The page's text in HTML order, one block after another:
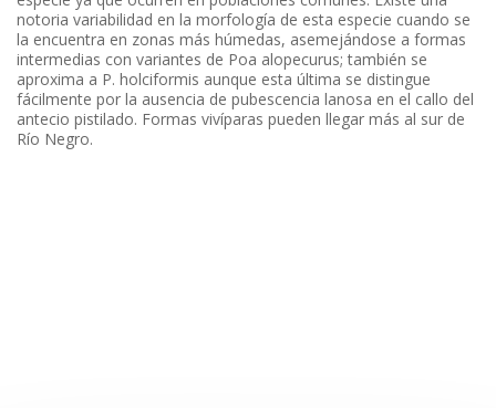
notoria variabilidad en la morfología de esta especie cuando se
la encuentra en zonas más húmedas, asemejándose a formas
intermedias con variantes de Poa alopecurus; también se
aproxima a P. holciformis aunque esta última se distingue
fácilmente por la ausencia de pubescencia lanosa en el callo del
antecio pistilado. Formas vivíparas pueden llegar más al sur de
Río Negro.